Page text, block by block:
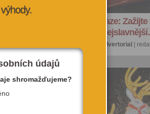
Titanik v Praze:
na palubě
advertorial |
údajů
shromažďujeme?